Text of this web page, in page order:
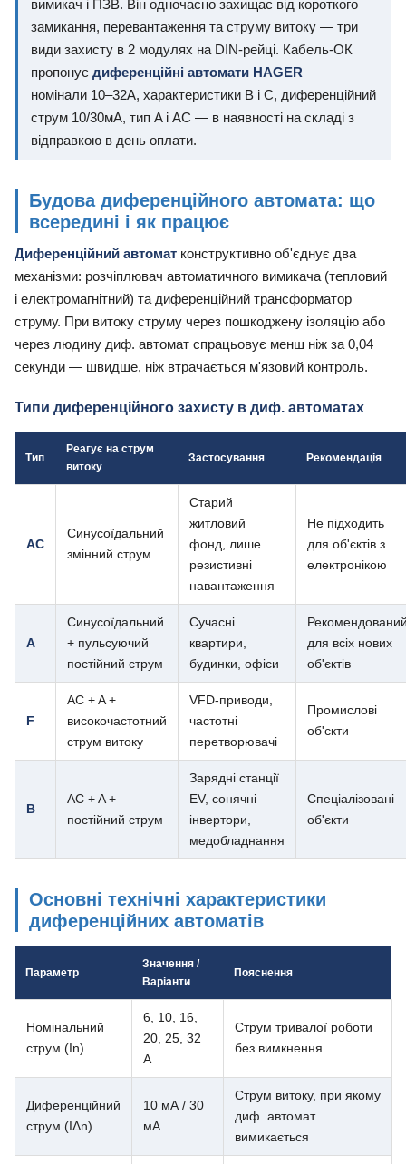
вимикач і ПЗВ. Він одночасно захищає від короткого
замикання, перевантаження та струму витоку — три
види захисту в 2 модулях на DIN-рейці. Кабель-ОК
пропонує диференційні автомати HAGER —
номінали 10–32А, характеристики B і C, диференційний
струм 10/30мА, тип A і AC — в наявності на складі з
відправкою в день оплати.
Будова диференційного автомата: що
всередині і як працює
Диференційний автомат конструктивно об'єднує два
механізми: розчіплювач автоматичного вимикача (тепловий
і електромагнітний) та диференційний трансформатор
струму. При витоку струму через пошкоджену ізоляцію або
через людину диф. автомат спрацьовує менш ніж за 0,04
секунди — швидше, ніж втрачається м'язовий контроль.
Типи диференційного захисту в диф. автоматах
Тип
Реагує на струм
витоку
Застосування Рекомендація
AC
Синусоїдальний
змінний струм
Старий
житловий
фонд, лише
резистивні
навантаження
Не підходить
для об'єктів з
електронікою
A
Синусоїдальний
+ пульсуючий
постійний струм
Сучасні
квартири,
будинки, офіси
для всіх нових
об'єктів
F
AC + A +
високочастотний
струм витоку
VFD-приводи,
частотні
перетворювачі
Промислові
об'єкти
B
AC + A +
постійний струм
Зарядні станції
EV, сонячні
інвертори,
медобладнання
Спеціалізовані
об'єкти
Основні технічні характеристики
диференційних автоматів
Параметр
Значення /
Варіанти
Пояснення
Номінальний
струм (In)
6, 10, 16,
20, 25, 32
А
Струм тривалої роботи
без вимкнення
Диференційний
струм (IΔn)
10 мА / 30
мА
Струм витоку, при якому
диф. автомат
вимикається